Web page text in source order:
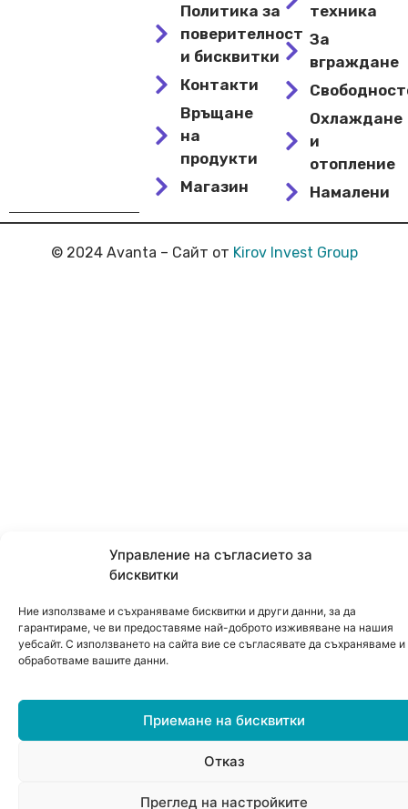
Управление на съгласието за
бисквитки
Ние използваме и съхраняваме бисквитки и други данни, за да
гарантираме, че ви предоставяме най-доброто изживяване на нашия
уебсайт. С използването на сайта вие се съгласявате да съхраняваме и
обработваме вашите данни.
Приемане на бисквитки
Отказ
Преглед на настройките
Политика за
поверителност
и бисквитки
Контакти
Връщане
на
продукти
Магазин
техника
За
вграждане
Охлаждане
и
отопление
Намалени
© 2024 Avanta – Сайт от Kirov Invest Group